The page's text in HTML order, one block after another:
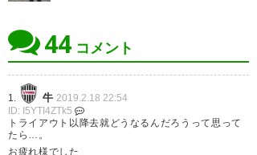
も笑顔で撮り直してくれたのは
いい思い出や
https://t.co/8XJhM8Mrju
— いのっち (555913phi) 2019,
2月 18
44 コメント
1. 牛 2019.2.18 22:54
ID: I5YTI4ZTk5
トライアウト以降去就どうなるんだろうって思って
たら…。
お疲れ様でした